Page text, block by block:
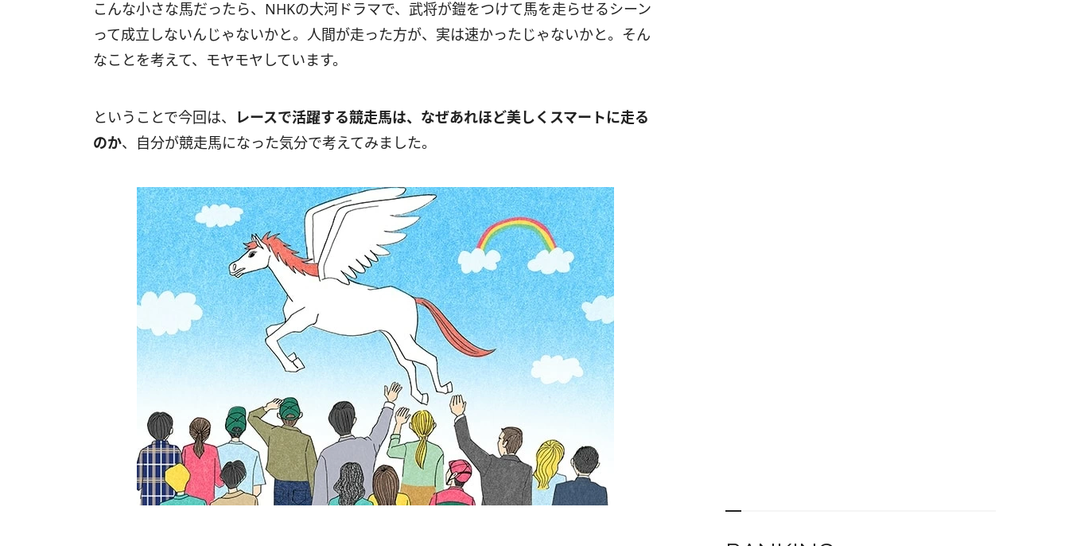
こんな小さな馬だったら、NHKの大河ドラマで、武将が鎧をつけて馬を走らせるシーン
って成立しないんじゃないかと。人間が走った方が、実は速かったじゃないかと。そん
なことを考えて、モヤモヤしています。
ということで今回は、
レースで活躍する競走馬は、なぜあれほど美しくスマートに走る
のか、自分が競走馬になった気分で考えてみました。